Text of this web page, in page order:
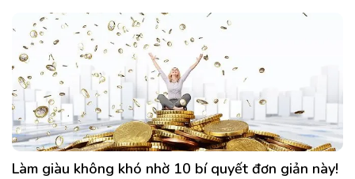
Làm giàu không khó nhờ 10 bí quyết đơn giản này!